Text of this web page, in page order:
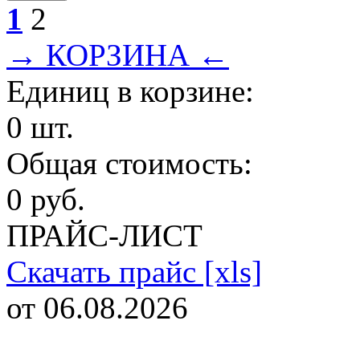
1 2
→ КОРЗИНА ←
Единиц в корзине:
0 шт.
Общая стоимость:
0 руб.
ПРАЙС-ЛИСТ
Скачать прайс [xls]
от 06.08.2026